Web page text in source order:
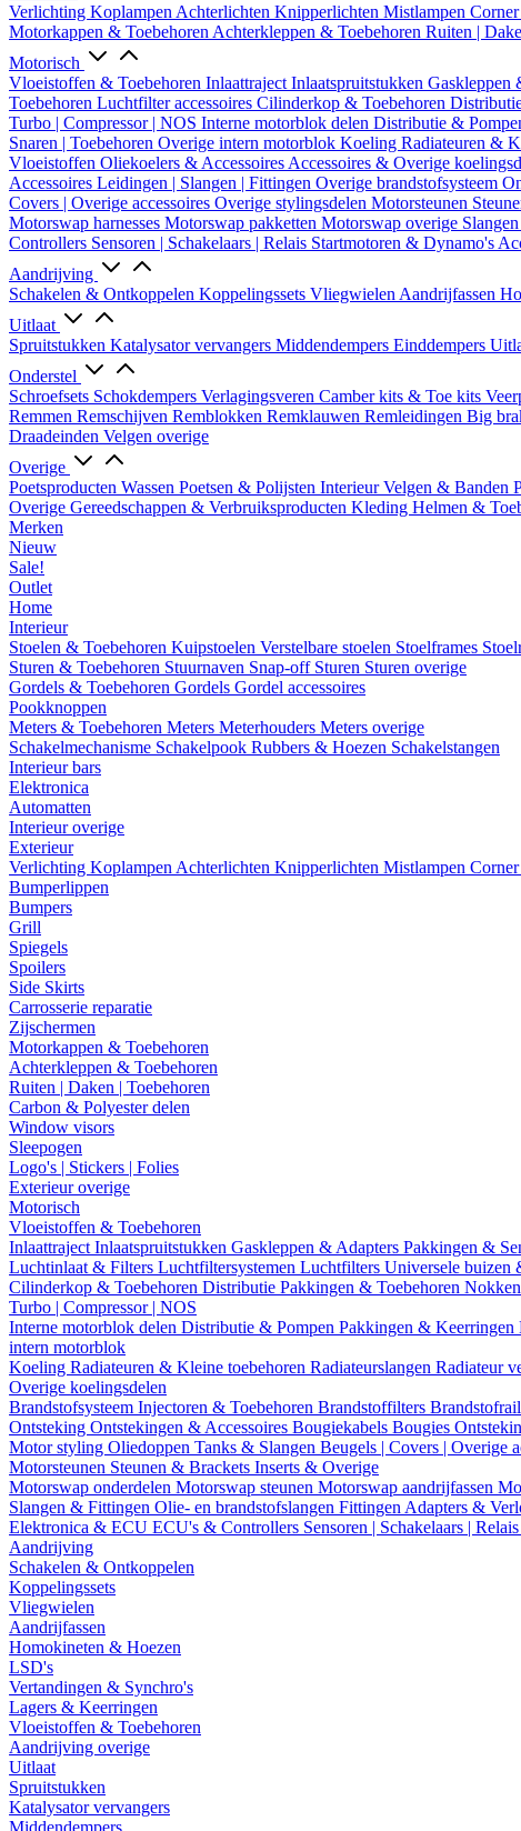
Verlichting Koplampen Achterlichten Knipperlichten Mistlampen
Motorkappen & Toebehoren Achterkleppen & Toebehoren Ruiten |
Motorisch
Vloeistoffen & Toebehoren Inlaattraject Inlaatspruitstukken Gaskleppen
Toebehoren Luchtfilter accessoires Cilinderkop & Toebehoren
Turbo | Compressor | NOS Interne motorblok delen Distributie &
Snaren | Toebehoren Overige intern motorblok Koeling Radiateuren &
Vloeistoffen Oliekoelers & Accessoires Accessoires & Overige
Accessoires Leidingen | Slangen | Fittingen Overige brandstofsysteem
Covers | Overige accessoires Overige stylingsdelen Motorsteunen
Motorswap harnesses Motorswap pakketten Motorswap overige
Controllers Sensoren | Schakelaars | Relais Startmotoren & Dynamo's
Aandrijving
Schakelen & Ontkoppelen Koppelingssets Vliegwielen Aandrijfassen
Uitlaat
Spruitstukken Katalysator vervangers Middendempers Einddempers
Onderstel
Schroefsets Schokdempers Verlagingsveren Camber kits & Toe kits
Remmen Remschijven Remblokken Remklauwen Remleidingen Big
Draadeinden Velgen overige
Overige
Poetsproducten Wassen Poetsen & Polijsten InterieurVelgen & Banden
Overige Gereedschappen & Verbruiksproducten Kleding Helmen &
Merken
Nieuw
Sale!
Outlet
Home
Interieur
Stoelen & Toebehoren Kuipstoelen Verstelbare stoelen Stoelframes
Sturen & Toebehoren Stuurnaven Snap-off Sturen Sturen overige
Gordels & Toebehoren Gordels Gordel accessoires
Pookknoppen
Meters & Toebehoren Meters Meterhouders Meters overige
Schakelmechanisme Schakelpook Rubbers & Hoezen Schakelstangen
Interieur bars
Elektronica
Automatten
Interieur overige
Exterieur
Verlichting Koplampen Achterlichten Knipperlichten Mistlampen
Bumperlippen
Bumpers
Grill
Spiegels
Spoilers
Side Skirts
Carrosserie reparatie
Zijschermen
Motorkappen & Toebehoren
Achterkleppen & Toebehoren
Ruiten | Daken | Toebehoren
Carbon & Polyester delen
Window visors
Sleepogen
Logo's | Stickers | Folies
Exterieur overige
Motorisch
Vloeistoffen & Toebehoren
Inlaattraject Inlaatspruitstukken Gaskleppen & Adapters Pakkingen &
Luchtinlaat & Filters Luchtfiltersystemen Luchtfilters Universele buizen
Cilinderkop & Toebehoren Distributie Pakkingen & Toebehoren
Turbo | Compressor | NOS
Interne motorblok delen Distributie & Pompen Pakkingen & Keerringen
intern motorblok
Koeling Radiateuren & Kleine toebehoren Radiateurslangen Radiateur
Overige koelingsdelen
Brandstofsysteem Injectoren & Toebehoren Brandstoffilters
Ontsteking Ontstekingen & Accessoires Bougiekabels Bougies
Motor styling Oliedoppen Tanks & Slangen Beugels | Covers | Overige
Motorsteunen Steunen & Brackets Inserts & Overige
Motorswap onderdelen Motorswap steunen Motorswap aandrijfassen
Slangen & Fittingen Olie- en brandstofslangen Fittingen Adapters &
Elektronica & ECU ECU's & Controllers Sensoren | Schakelaars | Relais
Aandrijving
Schakelen & Ontkoppelen
Koppelingssets
Vliegwielen
Aandrijfassen
Homokineten & Hoezen
LSD's
Vertandingen & Synchro's
Lagers & Keerringen
Vloeistoffen & Toebehoren
Aandrijving overige
Uitlaat
Spruitstukken
Katalysator vervangers
Middendempers